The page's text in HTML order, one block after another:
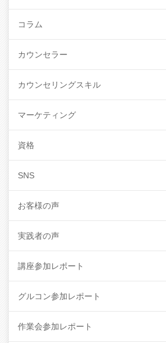
コラム
カウンセラー
カウンセリングスキル
マーケティング
資格
SNS
お客様の声
実践者の声
講座参加レポート
グルコン参加レポート
作業会参加レポート